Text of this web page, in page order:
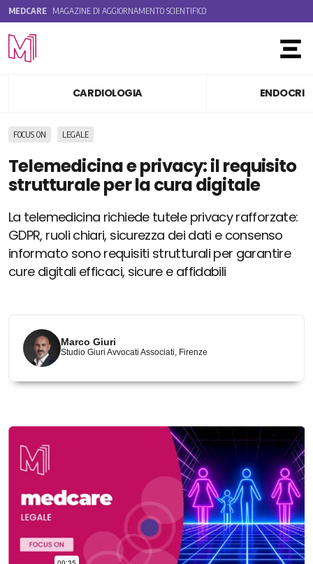
MEDCARE MAGAZINE DI AGGIORNAMENTO SCIENTIFICO
CARDIOLOGIA
FOCUS ON LEGALE
Telemedicina e privacy: il requisito
strutturale per la cura digitale
La telemedicina richiede tutele privacy rafforzate:
GDPR, ruoli chiari, sicurezza dei dati e consenso
informato sono requisiti strutturali per garantire
cure digitali efficaci, sicure e affidabili
Marco Giuri
Studio Giuri Avvocati Associati, Firenze